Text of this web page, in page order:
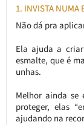
1. INVISTA NUMA
Não dá pra
Ela ajuda a
esmalte, que é
unhas.
Melhor ainda se
proteger, elas
ajudando na